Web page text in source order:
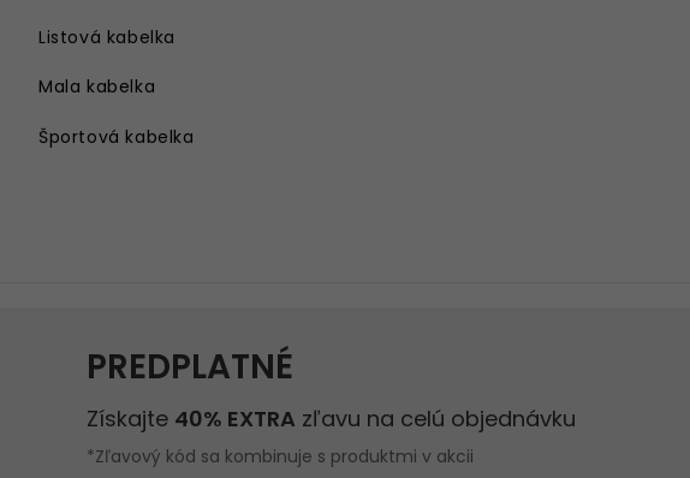
Listová kabelka
Mala kabelka
Športová kabelka